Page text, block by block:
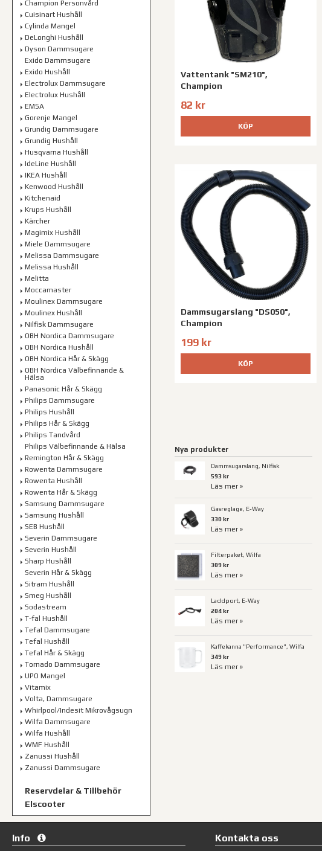
Champion Personvård
Cuisinart Hushåll
Cylinda Mangel
DeLonghi Hushåll
Dyson Dammsugare
Exido Dammsugare
Exido Hushåll
Electrolux Dammsugare
Electrolux Hushåll
EMSA
Gorenje Mangel
Grundig Dammsugare
Grundig Hushåll
Husqvarna Hushåll
IdeLine Hushåll
IKEA Hushåll
Kenwood Hushåll
Kitchenaid
Krups Hushåll
Kärcher
Magimix Hushåll
Miele Dammsugare
Melissa Dammsugare
Melissa Hushåll
Melitta
Moccamaster
Moulinex Dammsugare
Moulinex Hushåll
Nilfisk Dammsugare
OBH Nordica Dammsugare
OBH Nordica Hushåll
OBH Nordica Hår & Skägg
OBH Nordica Välbefinnande &
Hälsa
Panasonic Hår & Skägg
Philips Dammsugare
Philips Hushåll
Philips Hår & Skägg
Philips Tandvård
Philips Välbefinnande & Hälsa
Remington Hår & Skägg
Rowenta Dammsugare
Rowenta Hushåll
Rowenta Hår & Skägg
Samsung Dammsugare
Samsung Hushåll
SEB Hushåll
Severin Dammsugare
Severin Hushåll
Sharp Hushåll
Severin Hår & Skägg
Sitram Hushåll
Smeg Hushåll
Sodastream
T-fal Hushåll
Tefal Dammsugare
Tefal Hushåll
Tefal Hår & Skägg
Tornado Dammsugare
UPO Mangel
Vitamix
Volta, Dammsugare
Whirlpool/Indesit Mikrovågsugn
Wilfa Dammsugare
Wilfa Hushåll
WMF Hushåll
Zanussi Hushåll
Zanussi Dammsugare
Reservdelar & Tillbehör
Elscooter
Vattentank "SM210",
Champion
82 kr
KÖP
Dammsugarslang "DS050",
Champion
199 kr
KÖP
Nya produkter
Dammsugarslang, Nilfisk
593 kr
Läs mer »
Gasreglage, E-Way
330 kr
Läs mer »
Filterpaket, Wilfa
309 kr
Läs mer »
Laddport, E-Way
204 kr
Läs mer »
Kaffekanna "Performance", Wilfa
349 kr
Läs mer »
Info Kontakta oss